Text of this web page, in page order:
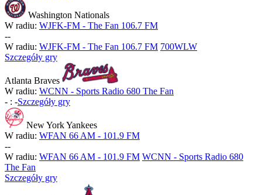
Washington Nationals
W radiu: WJFK-FM - The Fan 106.7 FM
--
W radiu: WJFK-FM - The Fan 106.7 FM 700WLW
Szczegóły gry
Atlanta Braves
W radiu: WCNN - Sports Radio 680 The Fan
- : -Szczegóły gry
New York Yankees
W radiu: WFAN 66 AM - 101.9 FM
--
W radiu: WFAN 66 AM - 101.9 FM WCNN - Sports Radio 680
The Fan
Szczegóły gry